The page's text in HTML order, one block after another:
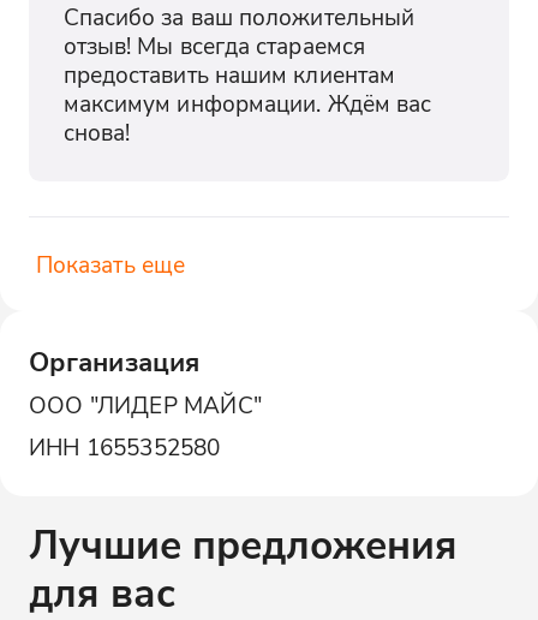
Спасибо за ваш положительный
отзыв! Мы всегда стараемся
предоставить нашим клиентам
максимум информации. Ждём вас
снова!
Показать еще
Организация
ООО "ЛИДЕР МАЙС"
ИНН 1655352580
Лучшие предложения
для вас